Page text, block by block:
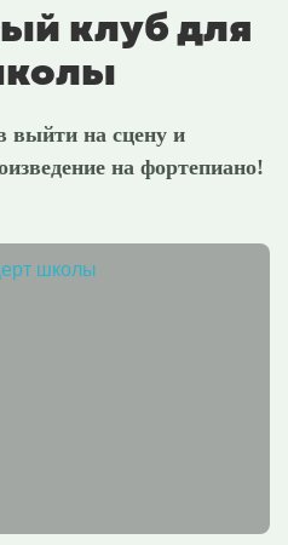
клуб для
выйти на сцену и
на фортепиано!